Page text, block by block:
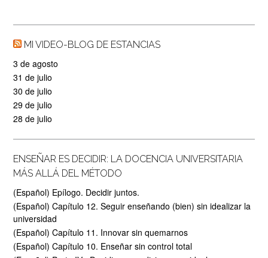
MI VIDEO-BLOG DE ESTANCIAS
3 de agosto
31 de julio
30 de julio
29 de julio
28 de julio
ENSEÑAR ES DECIDIR: LA DOCENCIA UNIVERSITARIA
MÁS ALLÁ DEL MÉTODO
(Español) Epílogo. Decidir juntos.
(Español) Capítulo 12. Seguir enseñando (bien) sin idealizar la
universidad
(Español) Capítulo 11. Innovar sin quemarnos
(Español) Capítulo 10. Enseñar sin control total